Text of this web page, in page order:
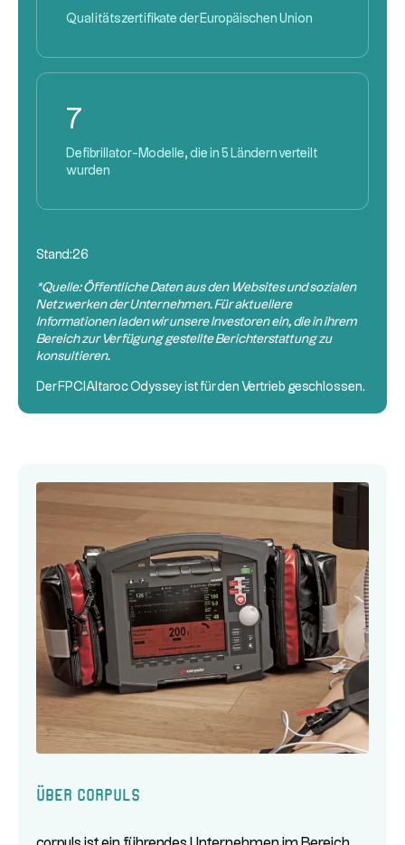
Qualitätszertifikate der Europäischen Union
7
Defibrillator-Modelle, die in 5 Ländern verteilt
wurden
Stand:26
*Quelle: Öffentliche Daten aus den Websites und sozialen
Netzwerken der Unternehmen. Für aktuellere
Informationen laden wir unsere Investoren ein, die in ihrem
Bereich zur Verfügung gestellte Berichterstattung zu
konsultieren.
Der FPCI Altaroc Odyssey ist für den Vertrieb geschlossen.
Über corpuls